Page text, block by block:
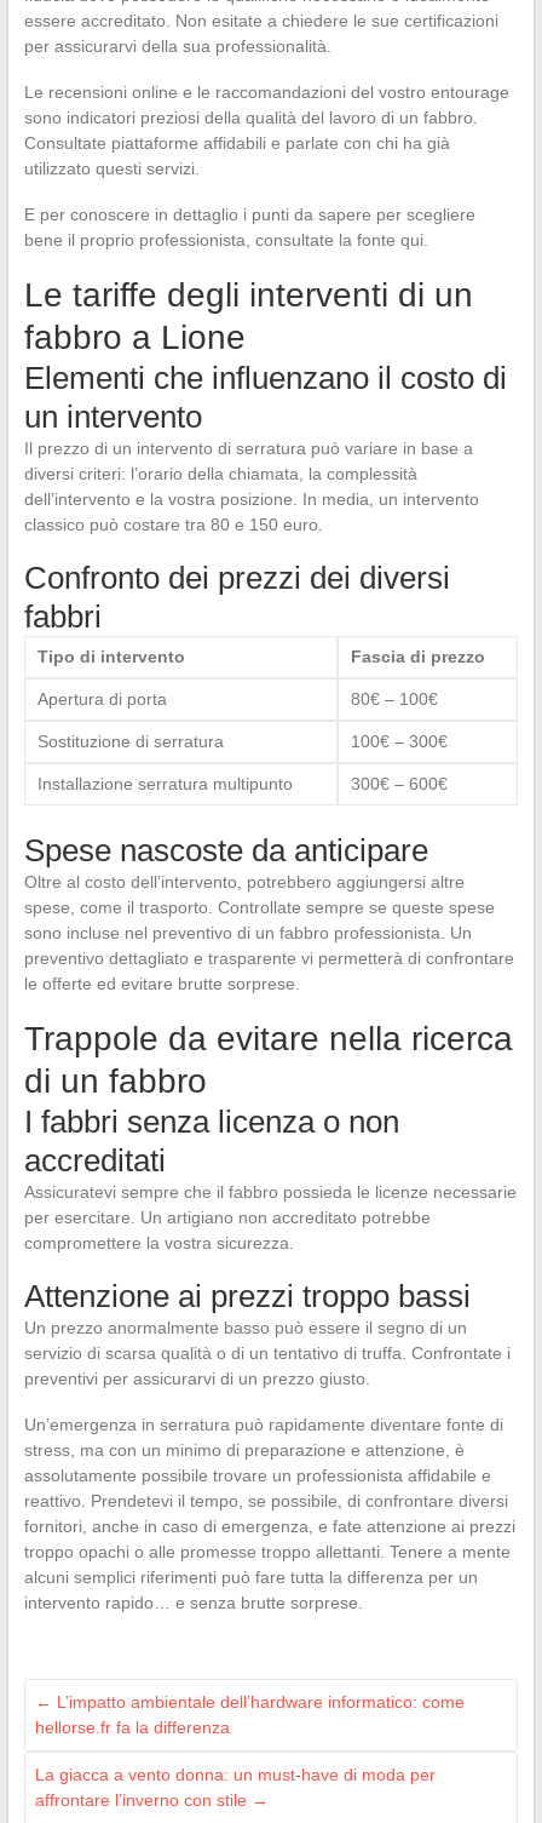
essere accreditato. Non esitate a chiedere le sue certificazioni
per assicurarvi della sua professionalità.
Le recensioni online e le raccomandazioni del vostro entourage
sono indicatori preziosi della qualità del lavoro di un fabbro.
Consultate piattaforme affidabili e parlate con chi ha già
utilizzato questi servizi.
E per conoscere in dettaglio i punti da sapere per scegliere
bene il proprio professionista, consultate la fonte qui.
Le tariffe degli interventi di un
fabbro a Lione
Elementi che influenzano il costo di
un intervento
Il prezzo di un intervento di serratura può variare in base a
diversi criteri: l’orario della chiamata, la complessità
dell’intervento e la vostra posizione. In media, un intervento
classico può costare tra 80 e 150 euro.
Confronto dei prezzi dei diversi
fabbri
Tipo di intervento Fascia di prezzo
Apertura di porta 80€ – 100€
Sostituzione di serratura 100€ – 300€
Installazione serratura multipunto 300€ – 600€
Spese nascoste da anticipare
Oltre al costo dell’intervento, potrebbero aggiungersi altre
spese, come il trasporto. Controllate sempre se queste spese
sono incluse nel preventivo di un fabbro professionista. Un
preventivo dettagliato e trasparente vi permetterà di confrontare
le offerte ed evitare brutte sorprese.
Trappole da evitare nella ricerca
di un fabbro
I fabbri senza licenza o non
accreditati
Assicuratevi sempre che il fabbro possieda le licenze necessarie
per esercitare. Un artigiano non accreditato potrebbe
compromettere la vostra sicurezza.
Attenzione ai prezzi troppo bassi
Un prezzo anormalmente basso può essere il segno di un
servizio di scarsa qualità o di un tentativo di truffa. Confrontate i
preventivi per assicurarvi di un prezzo giusto.
Un’emergenza in serratura può rapidamente diventare fonte di
stress, ma con un minimo di preparazione e attenzione, è
assolutamente possibile trovare un professionista affidabile e
reattivo. Prendetevi il tempo, se possibile, di confrontare diversi
fornitori, anche in caso di emergenza, e fate attenzione ai prezzi
troppo opachi o alle promesse troppo allettanti. Tenere a mente
alcuni semplici riferimenti può fare tutta la differenza per un
intervento rapido… e senza brutte sorprese.
← L’impatto ambientale dell’hardware informatico: come
hellorse.fr fa la differenza
La giacca a vento donna: un must-have di moda per
affrontare l’inverno con stile →